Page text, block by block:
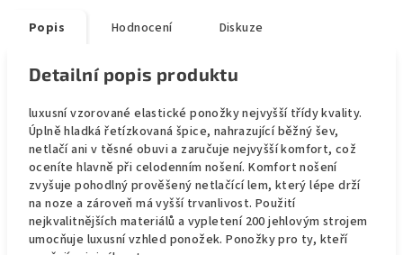
Popis Hodnocení Diskuze
Detailní popis produktu
luxusní vzorované elastické ponožky nejvyšší třídy kvality.
Úplně hladká řetízkovaná špice, nahrazující běžný šev,
netlačí ani v těsné obuvi a zaručuje nejvyšší komfort, což
oceníte hlavně při celodenním nošení. Komfort nošení
zvyšuje pohodlný prověšený netlačící lem, který lépe drží
na noze a zároveň má vyšší trvanlivost. Použití
nejkvalitnějších materiálů a vypletení 200 jehlovým strojem
umocňuje luxusní vzhled ponožek. Ponožky pro ty, kteří